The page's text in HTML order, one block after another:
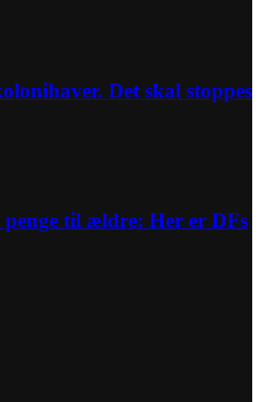
Det skal stoppes
til ældre: Her er DFs